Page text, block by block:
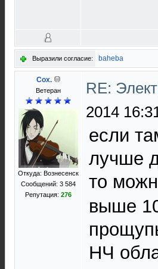
Выразили согласие: baheba
Cox.
Ветеран
Откуда: Вознесенск
Сообщений: 3 584
Репутация: 276
RE:
2014
если
лучше
то
выше
НЧ